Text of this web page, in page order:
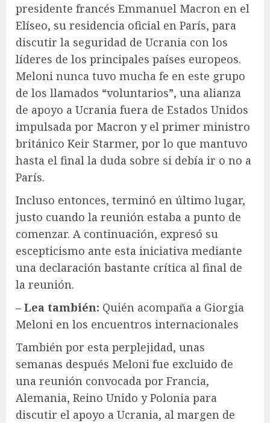
presidente francés Emmanuel Macron en el
Elíseo, su residencia oficial en París, para
discutir la seguridad de Ucrania con los
líderes de los principales países europeos.
Meloni nunca tuvo mucha fe en este grupo
de los llamados “voluntarios”, una alianza
de apoyo a Ucrania fuera de Estados Unidos
impulsada por Macron y el primer ministro
británico Keir Starmer, por lo que mantuvo
hasta el final la duda sobre si debía ir o no a
París.
Incluso entonces, terminó en último lugar,
justo cuando la reunión estaba a punto de
comenzar. A continuación, expresó su
escepticismo ante esta iniciativa mediante
una declaración bastante crítica al final de
la reunión.
– Lea también: Quién acompaña a Giorgia
Meloni en los encuentros internacionales
También por esta perplejidad, unas
semanas después Meloni fue excluido de
una reunión convocada por Francia,
Alemania, Reino Unido y Polonia para
discutir el apoyo a Ucrania, al margen de